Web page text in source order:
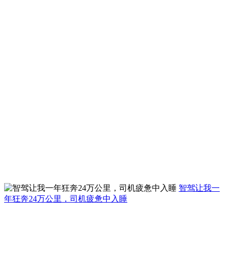
智驾让我一
年狂奔24万公里，司机疲惫中入睡